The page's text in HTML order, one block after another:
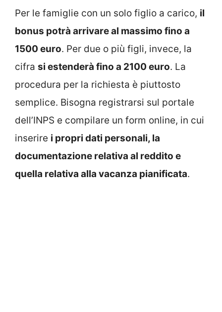
Per le famiglie con un solo figlio a carico, il
bonus potrà arrivare al massimo fino a
1500 euro. Per due o più figli, invece, la
cifra si estenderà fino a 2100 euro. La
procedura per la richiesta è piuttosto
semplice. Bisogna registrarsi sul portale
dell’INPS e compilare un form online, in cui
inserire i propri dati personali, la
documentazione relativa al reddito e
quella relativa alla vacanza pianificata.